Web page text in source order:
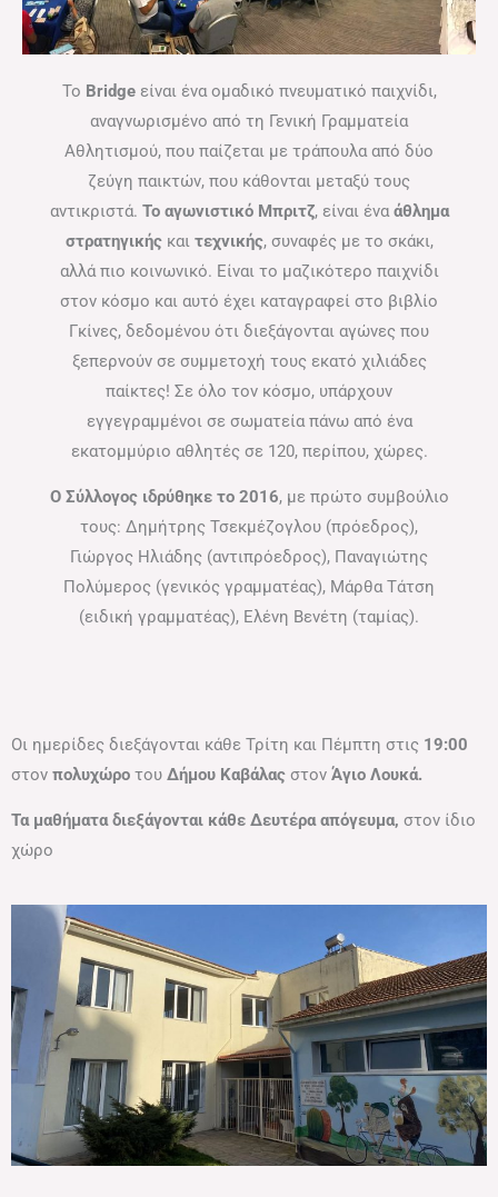
Το Bridgeείναι ένα ομαδικό πνευματικό παιχνίδι,
αναγνωρισμένο από τη Γενική Γραμματεία
Αθλητισμού, που παίζεται με τράπουλα από δύο
ζεύγη παικτών, που κάθονται μεταξύ τους
αντικριστά. Το αγωνιστικό Μπριτζ, είναι έναάθλημα
στρατηγικήςκαι τεχνικής, συναφές με το σκάκι,
αλλά πιο κοινωνικό. Είναι το μαζικότερο παιχνίδι
στον κόσμο και αυτό έχει καταγραφεί στο βιβλίο
Γκίνες, δεδομένου ότι διεξάγονται αγώνες που
ξεπερνούν σε συμμετοχή τους εκατό χιλιάδες
παίκτες! Σε όλο τον κόσμο, υπάρχουν
εγγεγραμμένοι σε σωματεία πάνω από ένα
εκατομμύριο αθλητές σε 120, περίπου, χώρες.
Ο Σύλλογος ιδρύθηκε το 2016, με πρώτο συμβούλιο
τους: Δημήτρης Τσεκμέζογλου (πρόεδρος),
Γιώργος Ηλιάδης (αντιπρόεδρος), Παναγιώτης
Πολύμερος (γενικός γραμματέας), Μάρθα Τάτση
(ειδική γραμματέας), Ελένη Βενέτη (ταμίας).
Οι ημερίδες διεξάγονται κάθε Τρίτη και Πέμπτη στις 19:00
στον πολυχώρο του Δήμου Καβάλας στον Άγιο Λουκά.
Τα μαθήματα διεξάγονται κάθε Δευτέρα απόγευμα, στον ίδιο
χώρο